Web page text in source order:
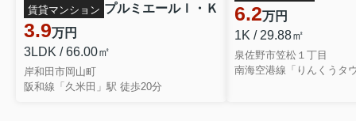
賃貸マンション プルミエールＩ・Ｋ
3.9万円
3LDK / 66.00㎡
岸和田市岡山町
阪和線「久米田」駅 徒歩20分
6.2万円
1K / 29.88㎡
泉佐野市笠松１丁目
南海空港線「りんくうタ